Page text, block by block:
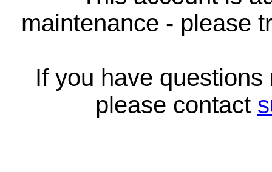
maintenance - please
If you have
please contact